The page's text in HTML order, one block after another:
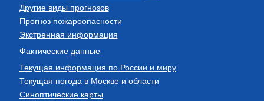
Другие виды прогнозов
Прогноз пожароопасности
Экстренная информация
Фактические данные
Текущая информация по России и миру
Текущая погода в Москве и области
Синоптические карты